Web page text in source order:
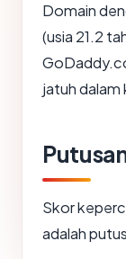
Domain
(usia 21.2
jatuh
Skor
adalah